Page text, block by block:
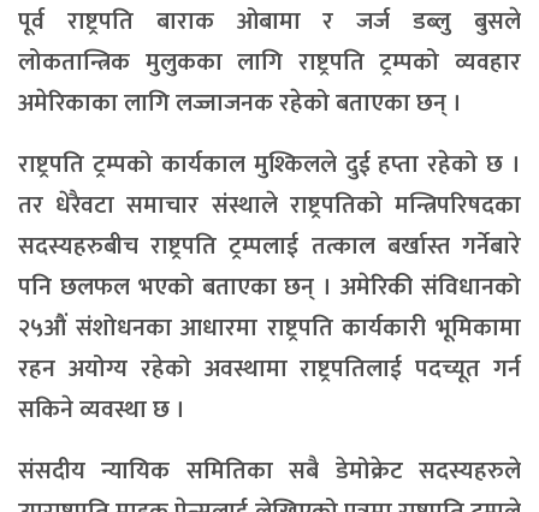
पूर्व राष्ट्रपति बाराक ओबामा र जर्ज डब्लु बुसले
लोकतान्त्रिक मुलुकका लागि राष्ट्रपति ट्रम्पको व्यवहार
अमेरिकाका लागि लज्जाजनक रहेको बताएका छन् ।
राष्ट्रपति ट्रम्पको कार्यकाल मुश्किलले दुई हप्ता रहेको छ ।
तर धेरैवटा समाचार संस्थाले राष्ट्रपतिको मन्त्रिपरिषदका
सदस्यहरुबीच राष्ट्रपति ट्रम्पलाई तत्काल बर्खास्त गर्नेबारे
पनि छलफल भएको बताएका छन् । अमेरिकी संविधानको
२५औं संशोधनका आधारमा राष्ट्रपति कार्यकारी भूमिकामा
रहन अयोग्य रहेको अवस्थामा राष्ट्रपतिलाई पदच्यूत गर्न
सकिने व्यवस्था छ ।
संसदीय न्यायिक समितिका सबै डेमोक्रेट सदस्यहरुले